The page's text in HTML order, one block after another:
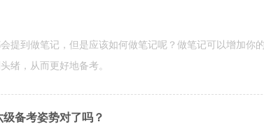
提到做笔记，但是应该如何做笔记呢？做笔记可以增加你
绪，从而更好地备考。
备考姿势对了吗？